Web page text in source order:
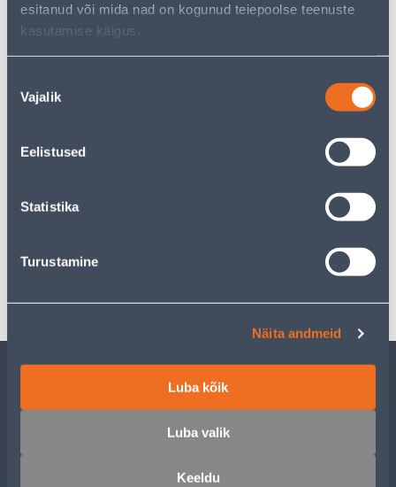
esitanud või mida nad on kogunud teiepoolse teenuste
kasutamise käigus.
valik
Vajalik
Eelistused
Statistika
Turustamine
Näita andmeid
Luba kõik
Luba valik
Keeldu
Eeldatav kojuvedu 3,69 € al. 2-5 tööpäeva